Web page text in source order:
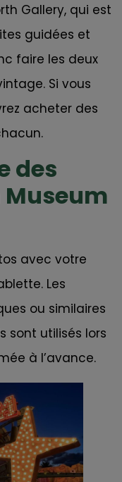
Gallery, qui est
guidées et
faire les deux
Si vous
acheter des
des
avec votre
Les
ou similaires
sont utilisés lors
à l’avance.